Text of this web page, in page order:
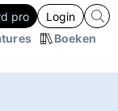
Boeken
pro Login